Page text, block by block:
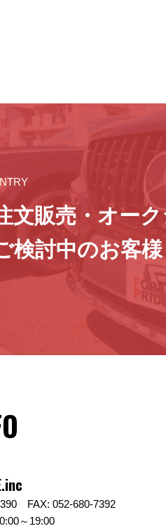
文販売・オー
検討中のお客様
FAX: 052-680-7392
～19:00